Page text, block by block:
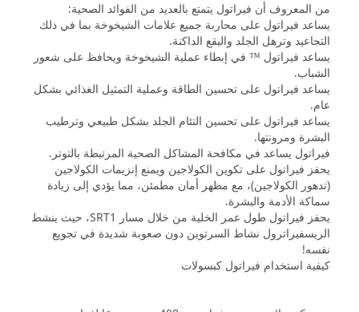
من المعروف أن فيراتول يتمتع بالعديد من الفوائد الصحية:
يساعد فيراتول على محاربة جميع علامات الشيخوخة بما في ذلك
التجاعيد وترهل الجلد والبقع الداكنة.
يساعد فيراتول ™ في إبطاء عملية الشيخوخة ويحافظ على شعور
الشباب.
يساعد فيراتول على تحسين الطاقة وعملية التمثيل الغذائي بشكل
عام.
يساعد فيراتول على تحسين التئام الجلد بشكل طبيعي وترطيب
البشرة ومرونتها.
فيراتول يساعد في مكافحة المشاكل الصحية المرتبطة بالتوتر.
يحفز فيراتول على تكوين الكولاجين ويمنع إنزيمات الكولاجين
(تدهور الكولاجين)، مع مظهر أمان مطمئن، مما يؤدي إلى زيادة
سماكة الأدمة والبشرة.
يحفز فيراتول طول عمر الخلية من خلال مسار SRT1، حيث ينشط
الريسفيراترول نشاط السرتوين دون صعوبة شديدة في تجويع
نفسه!
كيفية استخدام فيراتول كبسولات